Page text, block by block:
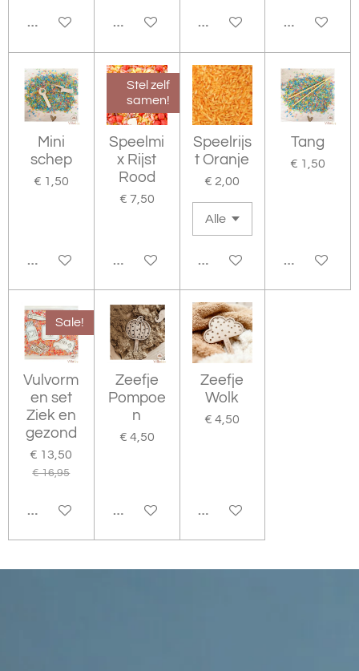
HOUD MIJ OP DE HOOGTEHOUD MIJ OP DE HOOGTE
IN WINKELWAGEN
IN
Mini
schep
€ 1,50
BEKIJK DETAILS
Stel zelf
samen!
Speelmi
x Rijst
Rood
€ 7,50
BEKIJK DETAILS
Speelrijs
t Oranje
€ 2,00
IN WINKELWAGEN
Tang
€ 1,50
IN
Sale!
Vulvorm
en set
Ziek en
gezond
€ 13,50
€ 16,95
IN WINKELWAGEN
Zeefje
Pompoe
n
€ 4,50
IN WINKELWAGEN
Zeefje
Wolk
€ 4,50
IN WINKELWAGEN